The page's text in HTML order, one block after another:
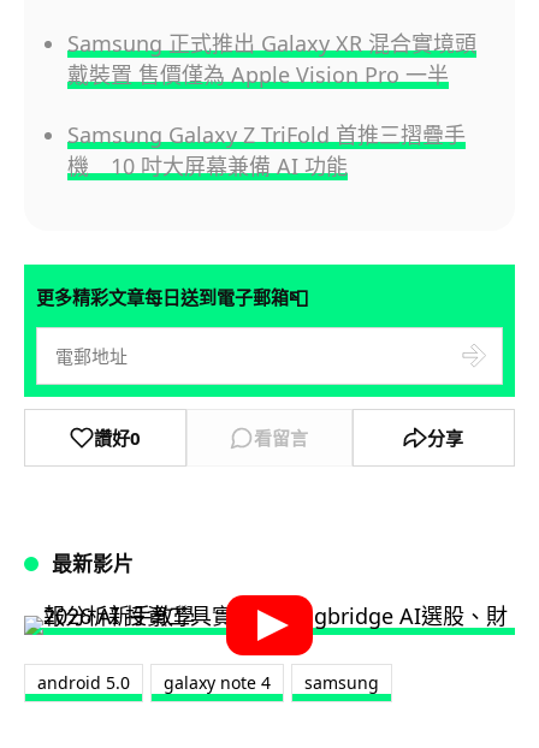
Samsung 正式推出 Galaxy XR 混合實境頭
戴裝置 售價僅為 Apple Vision Pro 一半
Samsung Galaxy Z TriFold 首推三摺疊手
機 10 吋大屏幕兼備 AI 功能
更多精彩文章每日送到電子郵箱📮
讚好0 看留言 分享
最新影片
android 5.0 galaxy note 4 samsung